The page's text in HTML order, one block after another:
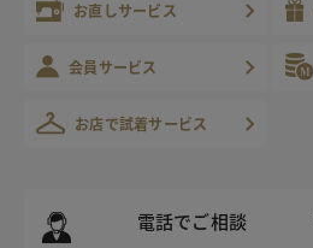
お直しサービス
会員サービス
お店で試着サービス
電話でご相談